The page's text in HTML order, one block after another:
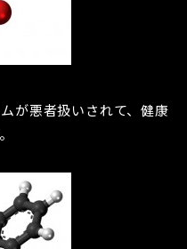
が悪者扱いされて、健康